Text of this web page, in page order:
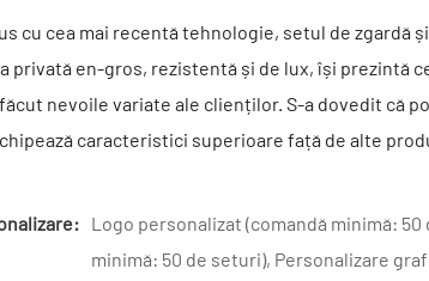
cu cea mai recentă tehnologie, setul de zgardă
privată en-gros, rezistentă și de lux, își prezintă
nevoile variate ale clienților. S-a dovedit că
caracteristici superioare față de alte
Logo personalizat (comandă minimă:
minimă: 50 de seturi), Personalizare